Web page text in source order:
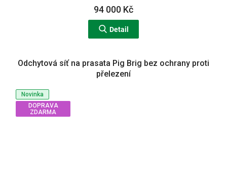
94 000 Kč
Detail
Novinka
DOPRAVA
ZDARMA
Odchytová síť na prasata Pig Brig bez ochrany proti
přelezení